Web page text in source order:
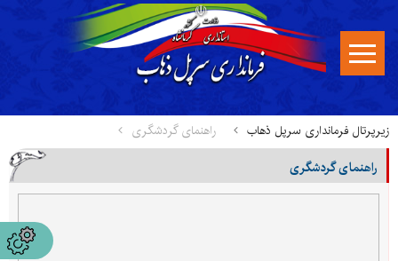
زیرپرتال فرمانداری سرپل ذهاب راهنمای گردشگری
راهنمای گردشگری